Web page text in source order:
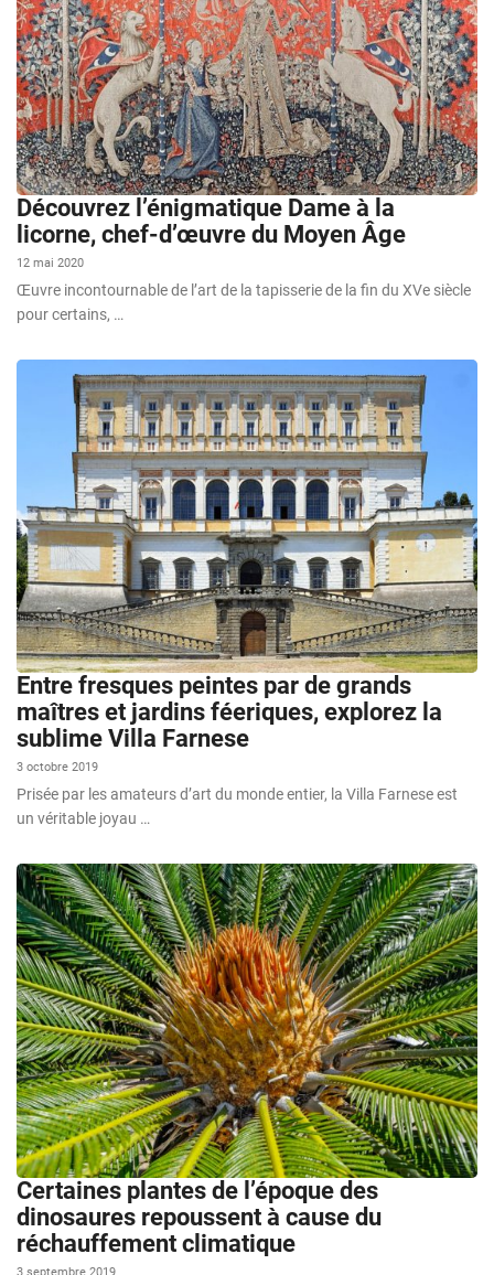
Découvrez l’énigmatique Dame à la
licorne, chef-d’œuvre du Moyen Âge
12 mai 2020
Œuvre incontournable de l’art de la tapisserie de la fin du XVe siècle
pour certains, …
Entre fresques peintes par de grands
maîtres et jardins féeriques, explorez la
sublime Villa Farnese
3 octobre 2019
Prisée par les amateurs d’art du monde entier, la Villa Farnese est
un véritable joyau …
Certaines plantes de l’époque des
dinosaures repoussent à cause du
réchauffement climatique
3 septembre 2019